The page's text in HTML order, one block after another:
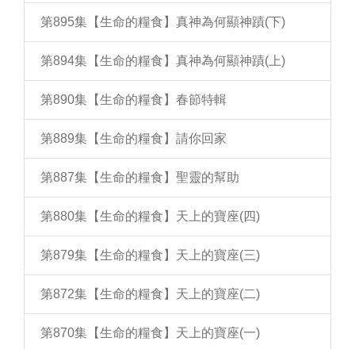
第895集【生命的糧食】真神為何顯神蹟(下)
第894集【生命的糧食】真神為何顯神蹟(上)
第890集【生命的糧食】春節特輯
第889集【生命的糧食】請你回家
第887集【生命的糧食】聖靈的幫助
第880集【生命的糧食】天上的寶座(四)
第879集【生命的糧食】天上的寶座(三)
第872集【生命的糧食】天上的寶座(二)
第870集【生命的糧食】天上的寶座(一)